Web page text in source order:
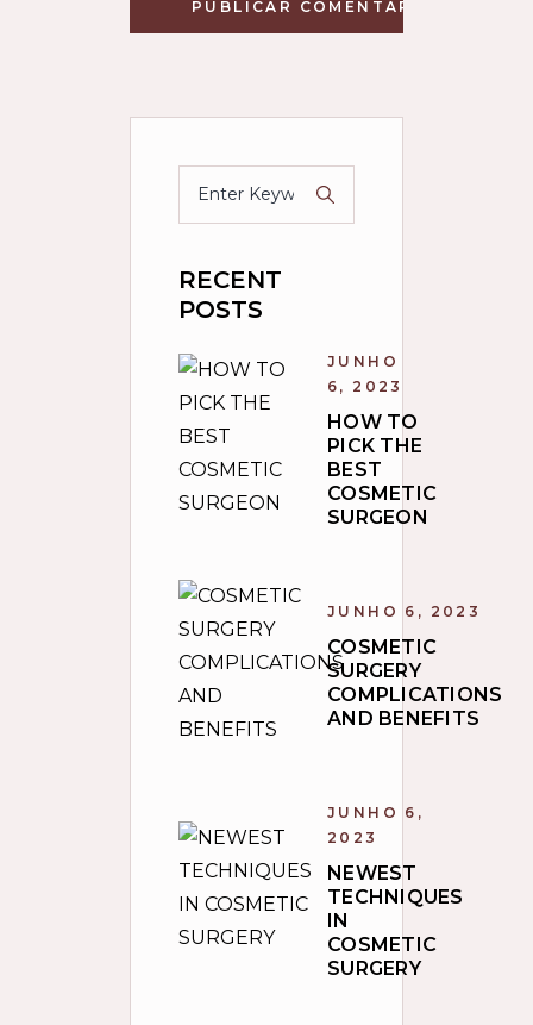
RECENT
POSTS
HOW TO
PICK THE
BEST
COSMETIC
SURGEON
JUNHO
6, 2023
COSMETIC
SURGERY
COMPLICATIONS
AND BENEFITS
JUNHO 6, 2023
NEWEST
TECHNIQUES
IN
COSMETIC
SURGERY
JUNHO 6,
2023